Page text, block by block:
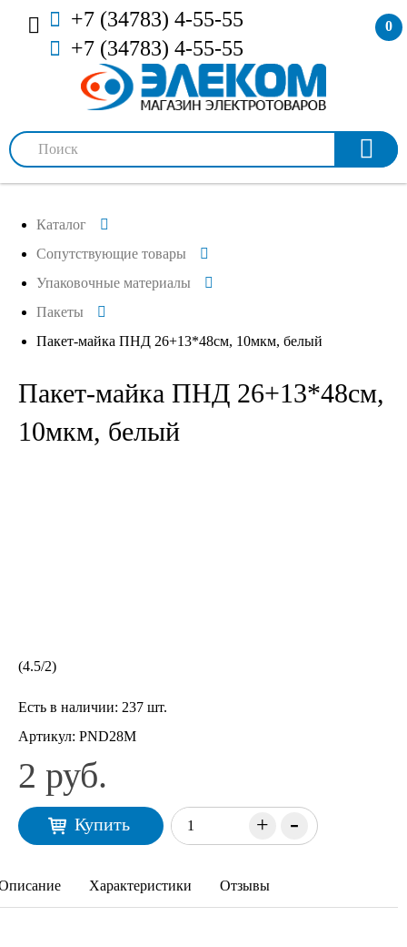
+7 (34783) 4-55-55
+7 (34783) 4-55-55
0
Каталог
Сопутствующие товары
Упаковочные материалы
Пакеты
Пакет-майка ПНД 26+13*48см, 10мкм, белый
Пакет-майка ПНД 26+13*48см,
10мкм, белый
(4.5/2)
Есть в наличии: 237 шт.
Артикул: PND28M
2 руб.
+ -
Купить
Характеристики Отзывы